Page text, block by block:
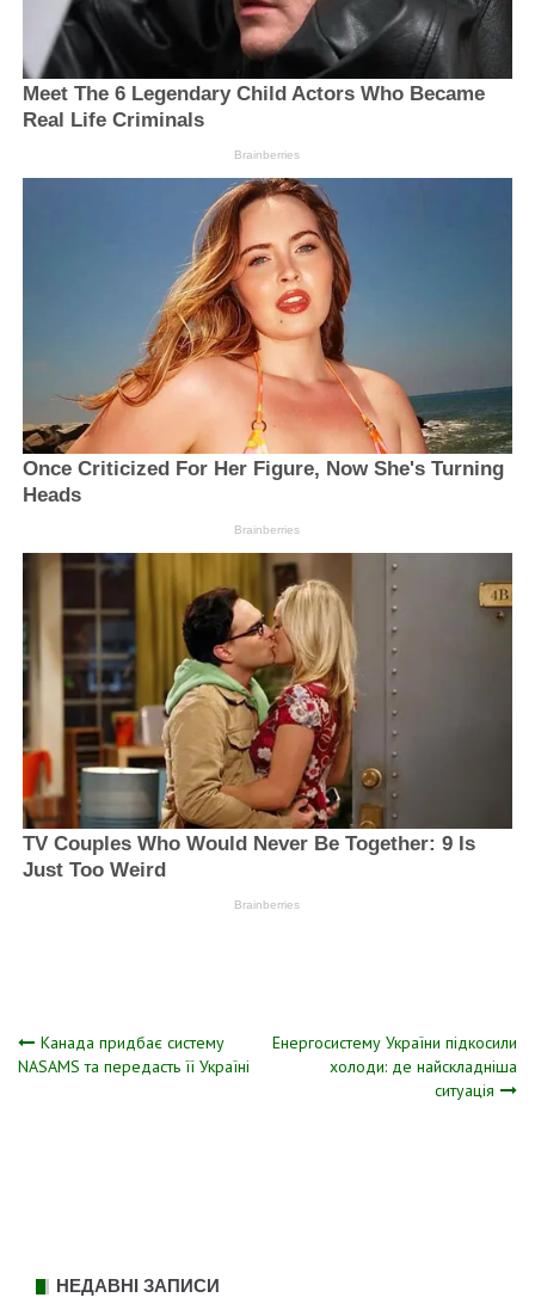
Навігація
Канада придбає систему
NASAMS та передасть її Україні
Енергосистему України підкосили
холоди: де найскладніша
ситуація
НЕДАВНІ ЗАПИСИ